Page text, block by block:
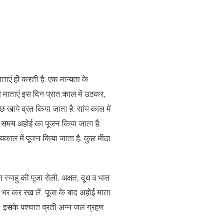
ही करती है.एक मान्यता के
इस दिन प्रात:काल में उठकर,
खाये व्रत किया जाता है.सांय काल में
अहोई का पूजन किया जाता है.
में पूजन किया जाता है.कुछ मीठा
स्याहु की पूजा रोली, अक्षत,दूध व भात
भर कर रख लें|पूजा के बाद अहोई माता
इसके पश्चात व्रती अन्न जल ग्रहण